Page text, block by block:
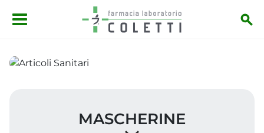
Salta al contenuto principale
MASCHERINE